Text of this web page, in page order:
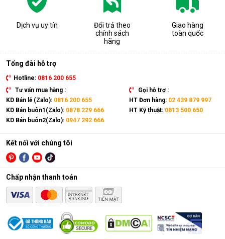
Dịch vụ uy tín
Đổi trả theo
chính sách
hãng
Giao hàng
toàn quốc
Tổng đài hỗ trợ
Hotline: 0816 200 655
Tư vấn mua hàng :
KD Bán lẻ (Zalo): 0816 200 655
KD Bán buôn1(Zalo): 0878 229 666
KD Bán buôn2(Zalo): 0947 292 666
Gọi hỗ trợ :
HT Đơn hàng: 02 439 879 997
HT Kỹ thuật: 0813 500 650
Kết nối với chúng tôi
Chấp nhận thanh toán